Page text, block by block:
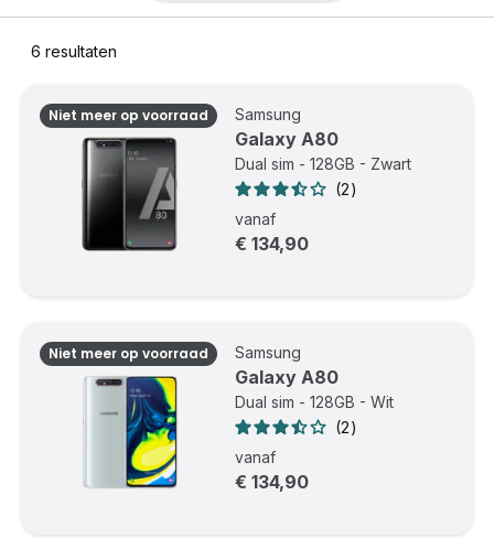
6 resultaten
Niet meer op voorraad Samsung
Galaxy A80
Dual sim - 128GB - Zwart
2
vanaf
€ 134,90
Niet meer op voorraad Samsung
Galaxy A80
Dual sim - 128GB - Wit
2
vanaf
€ 134,90